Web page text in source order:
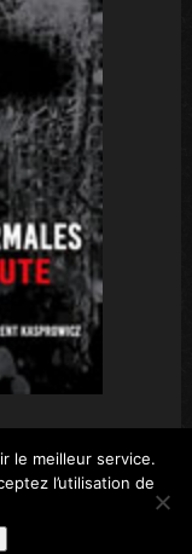
RGPD-
le meilleur service.
l’utilisation de